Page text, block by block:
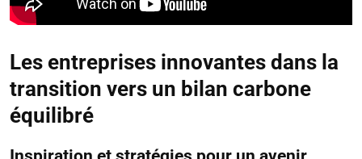
Les entreprises innovantes dans la
transition vers un bilan carbone
équilibré